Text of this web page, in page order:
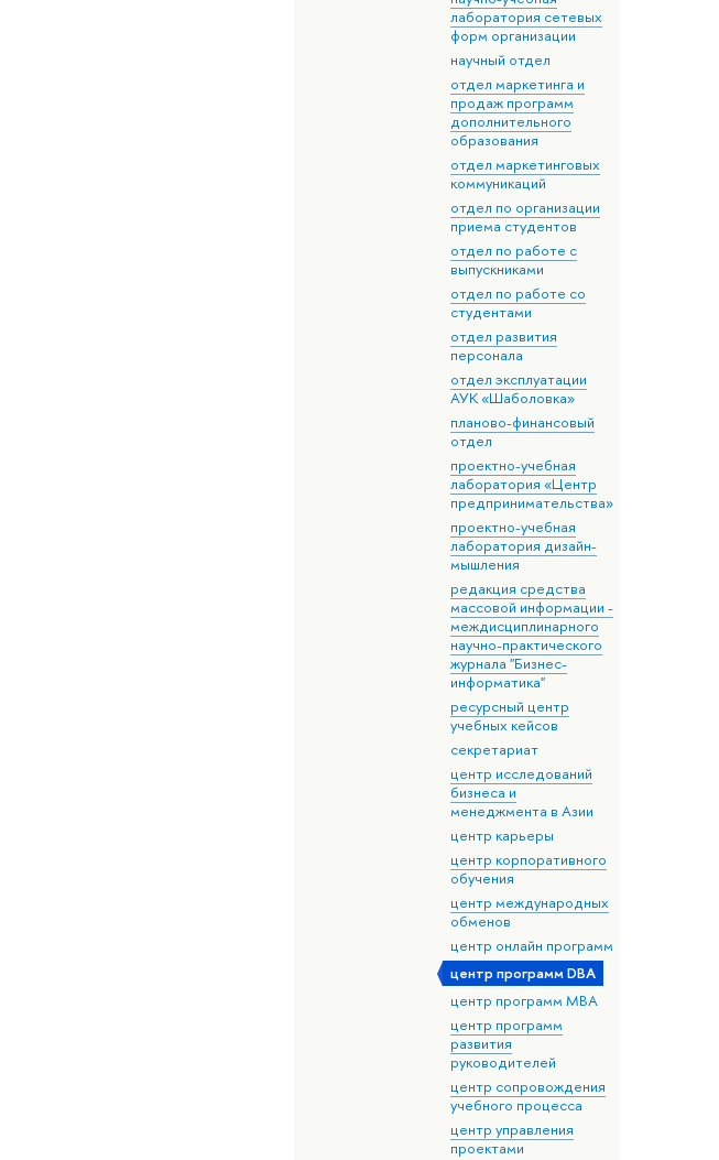
лаборатория сетевых
форм организации
научный отдел
отдел маркетинга и
продаж программ
дополнительного
образования
отдел маркетинговых
коммуникаций
отдел по организации
приема студентов
отдел по работе с
выпускниками
отдел по работе со
студентами
отдел развития
персонала
отдел эксплуатации
АУК «Шаболовка»
планово-финансовый
отдел
проектно-учебная
лаборатория «Центр
предпринимательства»
проектно-учебная
лаборатория дизайн-
мышления
редакция средства
массовой информации -
междисциплинарного
научно-практического
журнала "Бизнес-
информатика"
ресурсный центр
учебных кейсов
секретариат
центр исследований
бизнеса и
менеджмента в Азии
центр карьеры
центр корпоративного
обучения
центр международных
обменов
центр онлайн программ
центр программ DВА
центр программ МВА
центр программ
развития
руководителей
центр сопровождения
учебного процесса
центр управления
проектами